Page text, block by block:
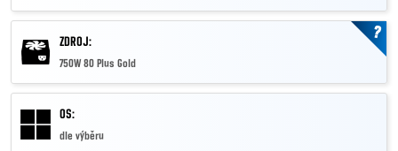
ZDROJ:
750W 80 Plus Gold
?
OS:
dle výběru